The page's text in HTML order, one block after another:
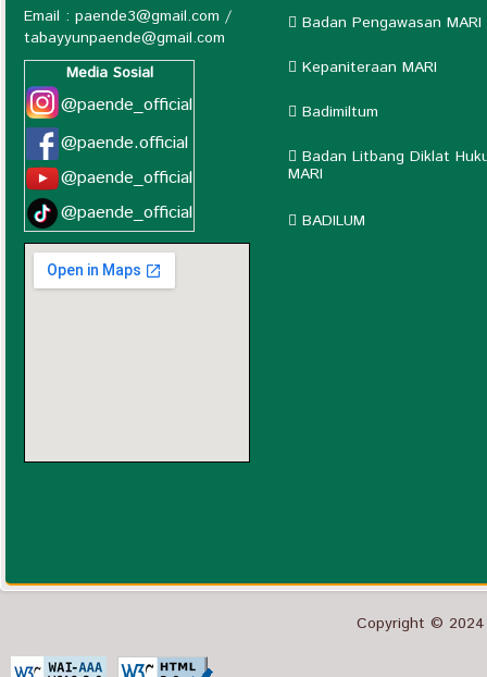
Email : paende3@gmail.com /
tabayyunpaende@gmail.com
Media Sosial
@paende_official
@paende.official
@paende_official
@paende_official
Badan Pengawasan MARI
Kepaniteraan MARI
Badimiltum
Badan Litbang Diklat
MARI
BADILUM
Copyright © 2024